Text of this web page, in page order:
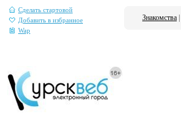
Сделать стартовой
Добавить в избранное
Wap
Знакомства